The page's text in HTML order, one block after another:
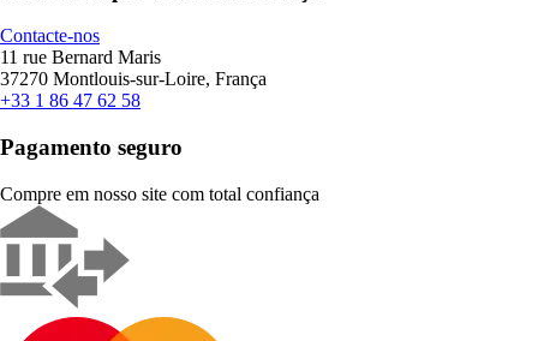
Contacte-nos
11 rue Bernard Maris
37270 Montlouis-sur-Loire, França
+33 1 86 47 62 58
Pagamento seguro
Compre em nosso site com total confiança